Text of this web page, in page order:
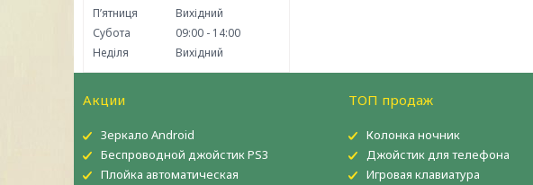
Пʼятниця
Вихідний
Субота
09:00
14:00
Неділя
Вихідний
Акции
Зеркало Android
Беспроводной джойстик PS3
Плойка автоматическая
ТОП продаж
Колонка ночник
Джойстик для телефона
Игровая клавиатура